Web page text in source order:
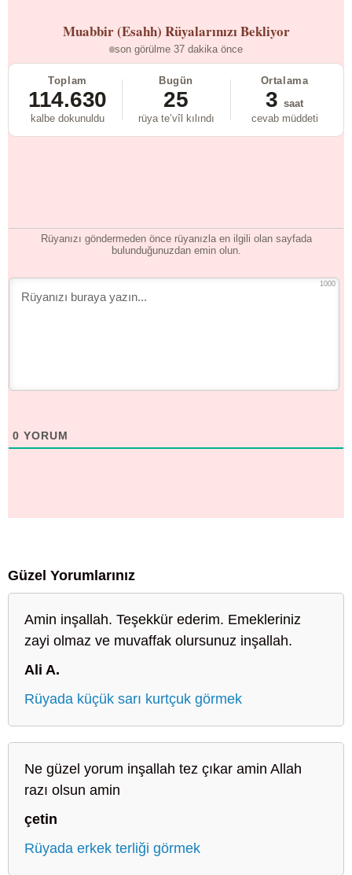
Muabbir (Esahh) Rüyalarınızı Bekliyor
son görülme 37 dakika önce
Toplam
114.630
kalbe dokunuldu
Bugün
25
rüya te’vîl kılındı
Ortalama
3 saat
cevab müddeti
Rüyanızı göndermeden önce rüyanızla en ilgili olan sayfada
bulunduğunuzdan emin olun.
1000
0 YORUM
Güzel Yorumlarınız
Amin inşallah. Teşekkür ederim. Emekleriniz
zayi olmaz ve muvaffak olursunuz inşallah.
Ali A.
Rüyada küçük sarı kurtçuk görmek
Ne güzel yorum inşallah tez çıkar amin Allah
razı olsun amin
çetin
Rüyada erkek terliği görmek